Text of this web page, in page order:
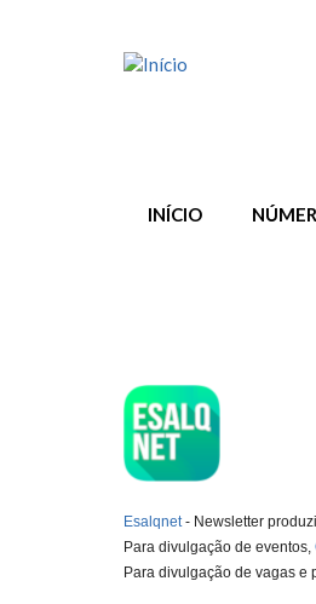
INÍCIO
ESQLNET
Esalqnet- Newsletter
Para divulgação de eventos,
Para divulgação de vagas e